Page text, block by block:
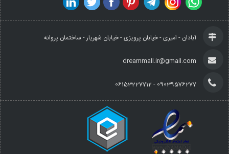
آبادان - امیری - خیابان پرویزی - خیابان شهریار - ساختمان پروانه
dreammall.ir@gmail.com
09039576277 - 06153227712